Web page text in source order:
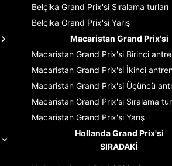
Belçika Grand Prix'si Sıralama turları
Belçika Grand Prix'si Yarış
Macaristan Grand Prix'si
Macaristan Grand Prix'si Birinci
Macaristan Grand Prix'si İkinci
Macaristan Grand Prix'si Üçüncü
Macaristan Grand Prix'si Sıralama
Macaristan Grand Prix'si Yarış
Hollanda Grand Prix'si
SIRADAKİ